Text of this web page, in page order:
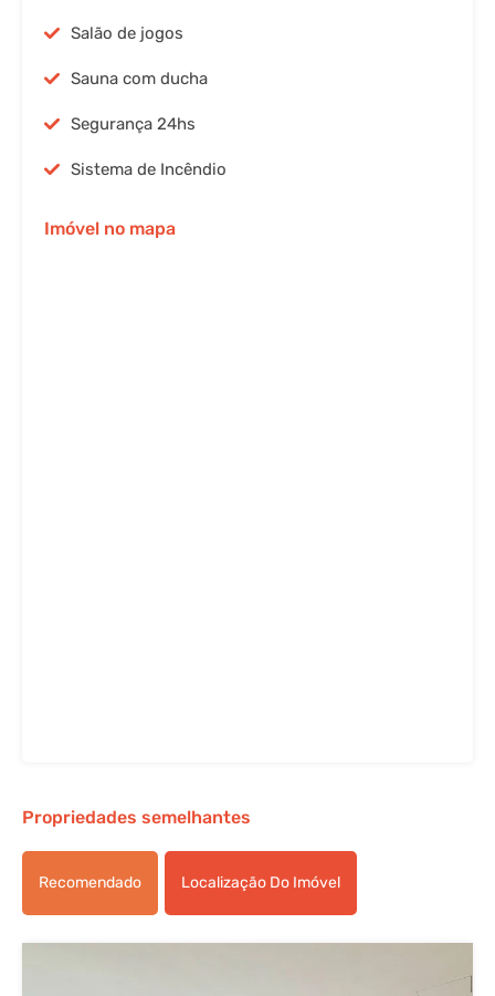
Salão de jogos
Sauna com ducha
Segurança 24hs
Sistema de Incêndio
Imóvel no mapa
Propriedades semelhantes
Recomendado Localização Do Imóvel